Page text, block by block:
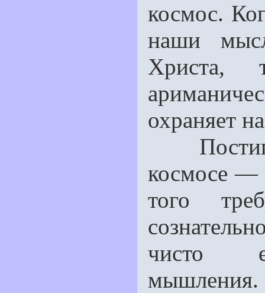
космос.
наши
Христа,
охраняет
космосе —
того
чисто